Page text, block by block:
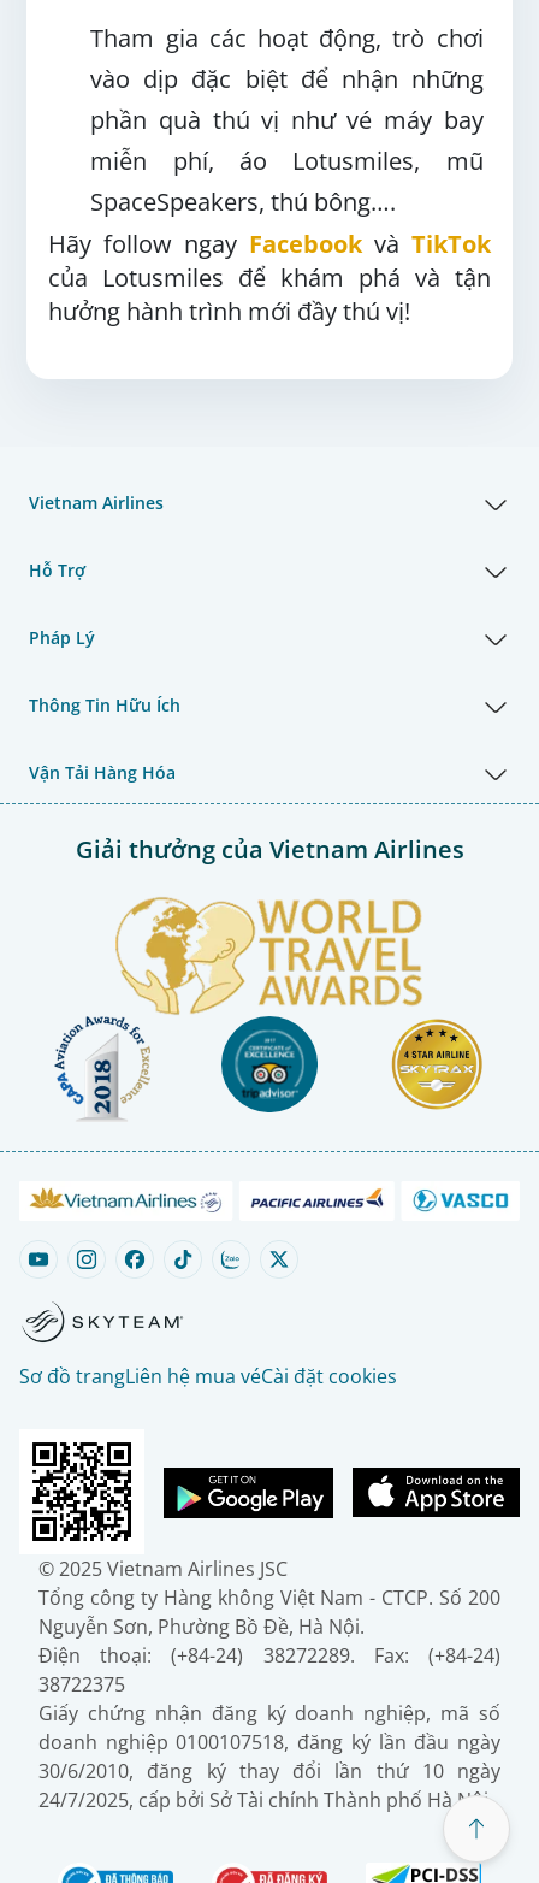
Tham gia các hoạt động, trò chơi
vào dịp đặc biệt để nhận những
phần quà thú vị như vé máy bay
miễn phí, áo Lotusmiles, mũ
SpaceSpeakers, thú bông….
Hãy follow ngay Facebookvà TikTok
của Lotusmiles để khám phá và tận
hưởng hành trình mới đầy thú vị!
Vietnam Airlines
Hỗ Trợ
Pháp Lý
Thông Tin Hữu Ích
Vận Tải Hàng Hóa
Giải thưởng của Vietnam Airlines
Sơ đồ trangLiên hệ mua véCài đặt cookies
© 2025 Vietnam Airlines JSC
Tổng công ty Hàng không Việt Nam - CTCP. Số 200
Nguyễn Sơn, Phường Bồ Đề, Hà Nội.
Điện thoại: (+84-24) 38272289. Fax: (+84-24)
38722375
Giấy chứng nhận đăng ký doanh nghiệp, mã số
doanh nghiệp 0100107518, đăng ký lần đầu ngày
30/6/2010, đăng ký thay đổi lần thứ 10 ngày
24/7/2025, cấp bởi Sở Tài chính Thành phố Hà Nội.